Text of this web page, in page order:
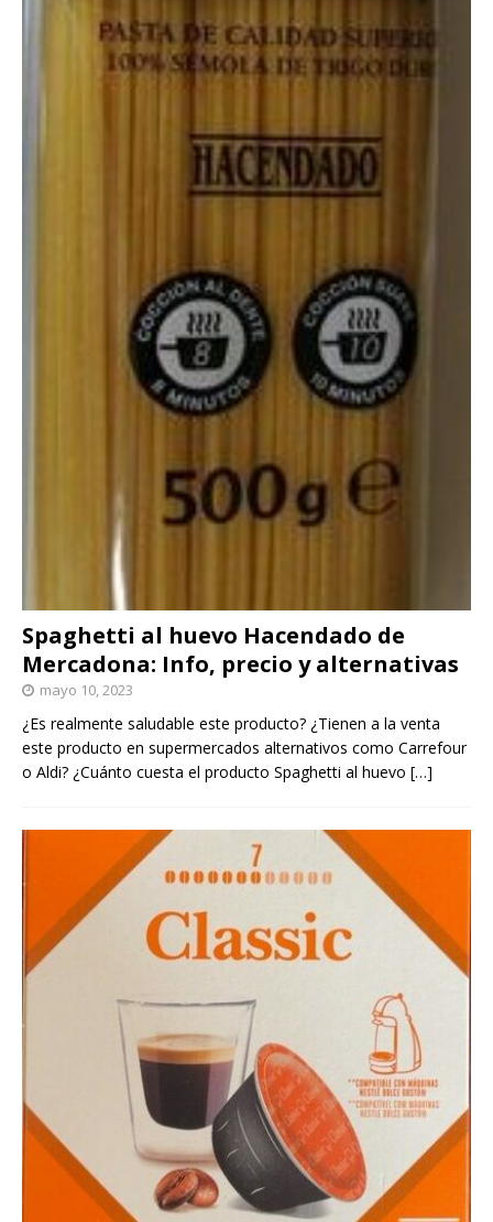
Spaghetti al huevo Hacendado de
Mercadona: Info, precio y alternativas
mayo 10, 2023
¿Es realmente saludable este producto? ¿Tienen a la venta
este producto en supermercados alternativos como Carrefour
o Aldi? ¿Cuánto cuesta el producto Spaghetti al huevo […]